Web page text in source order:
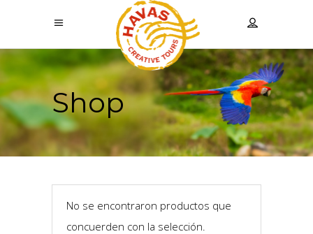
Shop
No se encontraron productos que
concuerden con la selección.